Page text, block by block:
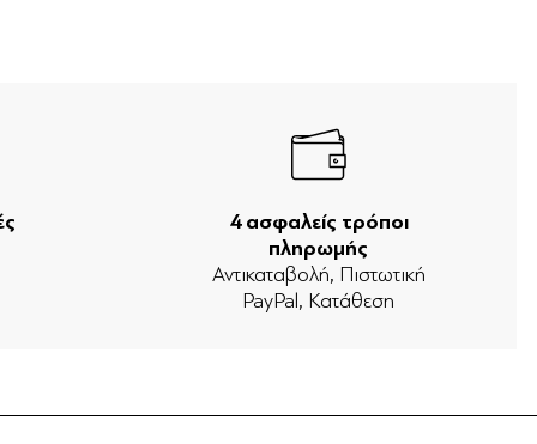
4 ασφαλείς τρόποι
πληρωμής
Αντικαταβολή, Πιστωτική
PayPal, Κατάθεση